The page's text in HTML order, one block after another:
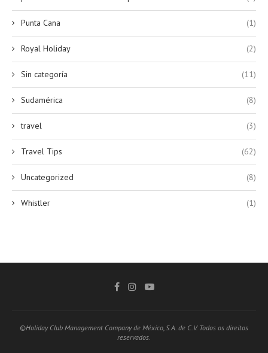
Punta Cana (1)
Royal Holiday (2)
Sin categoría (11)
Sudamérica (8)
travel (3)
Travel Tips (62)
Uncategorized (8)
Whistler (1)
©Holiday Club Management Company de México, S.A. de C.V. Todos os direitos
reservados.